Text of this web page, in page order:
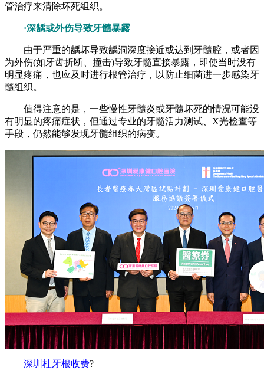
管治疗来清除坏死组织。
·深龋或外伤导致牙髓暴露
由于严重的龋坏导致龋洞深度接近或达到牙髓腔，或者因
为外伤(如牙齿折断、撞击)导致牙髓直接暴露，即使当时没有
明显疼痛，也应及时进行根管治疗，以防止细菌进一步感染牙
髓组织。
值得注意的是，一些慢性牙髓炎或牙髓坏死的情况可能没
有明显的疼痛症状，但通过专业的牙髓活力测试、X光检查等
手段，仍然能够发现牙髓组织的病变。
深圳杜牙根收费?